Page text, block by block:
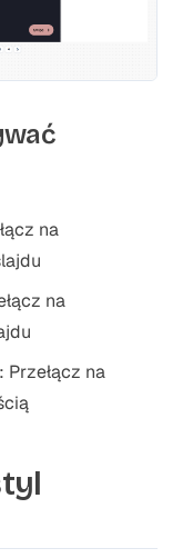
na
na
: Przełącz na